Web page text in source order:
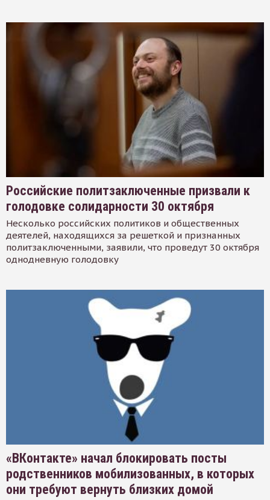
Российские политзаключенные призвали к
голодовке солидарности 30 октября
Несколько российских политиков и общественных
деятелей, находящихся за решеткой и признанных
политзаключенными, заявили, что проведут 30 октября
однодневную голодовку
«ВКонтакте» начал блокировать посты
родственников мобилизованных, в которых
они требуют вернуть близких домой